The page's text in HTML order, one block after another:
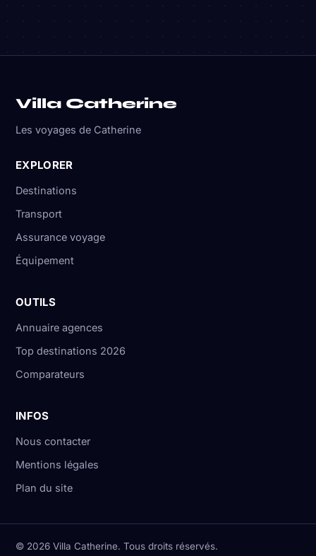
Villa Catherine
Les voyages de Catherine
EXPLORER
Destinations
Transport
Assurance voyage
Équipement
OUTILS
Annuaire agences
Top destinations 2026
Comparateurs
INFOS
Nous contacter
Mentions légales
Plan du site
© 2026 Villa Catherine. Tous droits réservés.